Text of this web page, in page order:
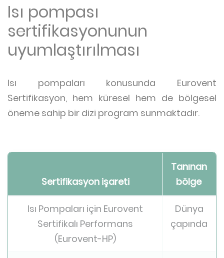
Isı pompası
sertifikasyonunun
uyumlaştırılması
Isı pompaları konusunda Eurovent
Sertifikasyon, hem küresel hem de bölgesel
öneme sahip bir dizi program sunmaktadır.
Sertifikasyon işareti
Tanınan
bölge
Isı Pompaları için Eurovent
Sertifikalı Performans
(Eurovent-HP)
Dünya
çapında